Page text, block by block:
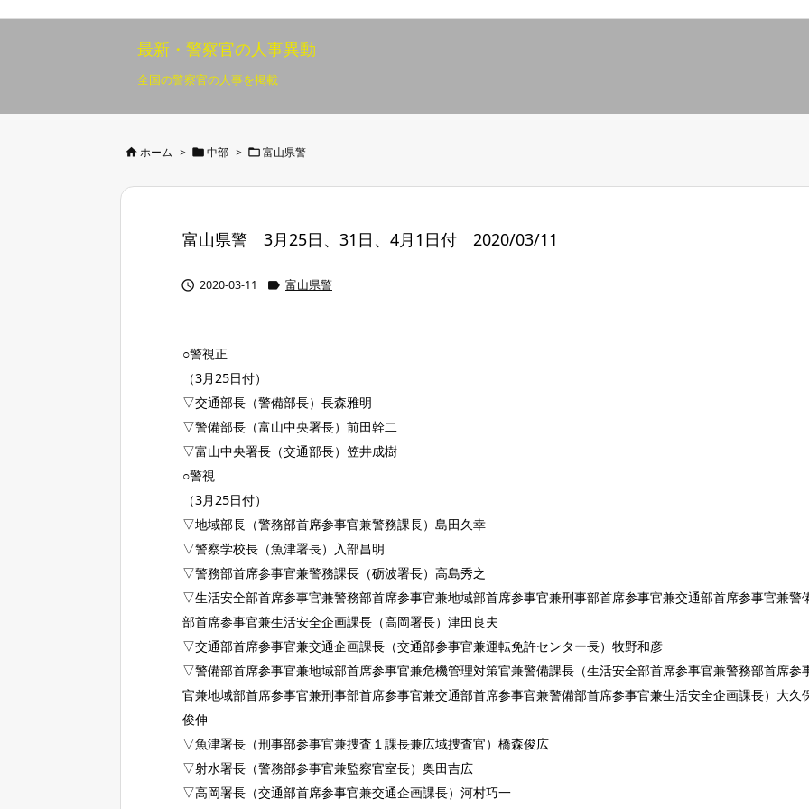
最新・警察官の人事異動
全国の警察官の人事を掲載
 ホーム >  中部 >  富山県警
富山県警 3月25日、31日、4月1日付 2020/03/11
 2020-03-11  富山県警
○警視正
（3月25日付）
▽交通部長（警備部長）長森雅明
▽警備部長（富山中央署長）前田幹二
▽富山中央署長（交通部長）笠井成樹
○警視
（3月25日付）
▽地域部長（警務部首席参事官兼警務課長）島田久幸
▽警察学校長（魚津署長）入部昌明
▽警務部首席参事官兼警務課長（砺波署長）高島秀之
▽生活安全部首席参事官兼警務部首席参事官兼地域部首席参事官兼刑事部首席参事官兼交通部首席参事官兼警
部首席参事官兼生活安全企画課長（高岡署長）津田良夫
▽交通部首席参事官兼交通企画課長（交通部参事官兼運転免許センター長）牧野和彦
▽警備部首席参事官兼地域部首席参事官兼危機管理対策官兼警備課長（生活安全部首席参事官兼警務部首席参
官兼地域部首席参事官兼刑事部首席参事官兼交通部首席参事官兼警備部首席参事官兼生活安全企画課長）大久
俊伸
▽魚津署長（刑事部参事官兼捜査１課長兼広域捜査官）橋森俊広
▽射水署長（警務部参事官兼監察官室長）奥田吉広
▽高岡署長（交通部首席参事官兼交通企画課長）河村巧一